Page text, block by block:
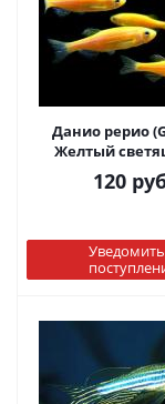
Данио рерио
Желтый
120